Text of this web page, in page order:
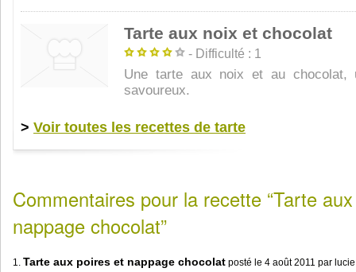
Tarte aux noix et chocolat
- Difficulté : 1
Une tarte aux noix et au chocolat,
savoureux.
> Voir toutes les recettes de tarte
Commentaires pour la recette “Tarte
nappage chocolat”
1. Tarte aux poires et nappage chocolat posté le 4 août 2011 par